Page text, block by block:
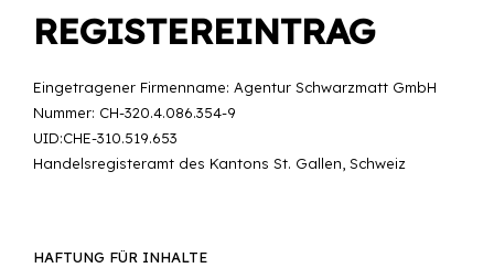
REGISTEREINTRAG
Eingetragener Firmenname: Agentur Schwarzmatt GmbH
Nummer: CH-320.4.086.354-9
UID:CHE-310.519.653
Handelsregisteramt des Kantons St. Gallen, Schweiz
HAFTUNG FÜR INHALTE